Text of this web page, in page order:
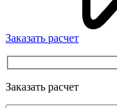
Заказать расчет
Заказать расчет